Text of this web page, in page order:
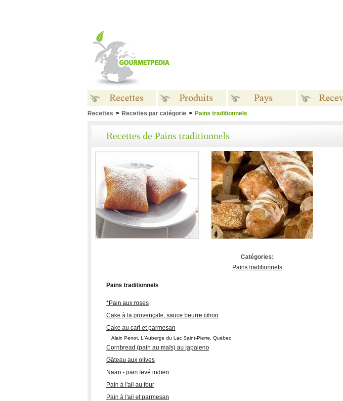
Recettes > Recettes par catégorie > Pains traditionnels
Recettes de Pains traditionnels
Catégories:
Pains traditionnels
Pains traditionnels
*Pain aux roses
Cake à la provençale, sauce beurre citron
Cake au cari et parmesan
Alain Penot, L'Auberge du Lac Saint-Pierre, Québec
Cornbread (pain au maïs) au japaleno
Gâteau aux olives
Naan - pain levé indien
Pain à l'ail au four
Pain à l'ail et parmesan
Produits